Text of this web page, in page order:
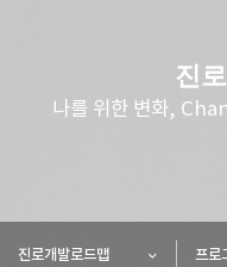
진
나를 위한 변화,
진로개발로드맵 프로